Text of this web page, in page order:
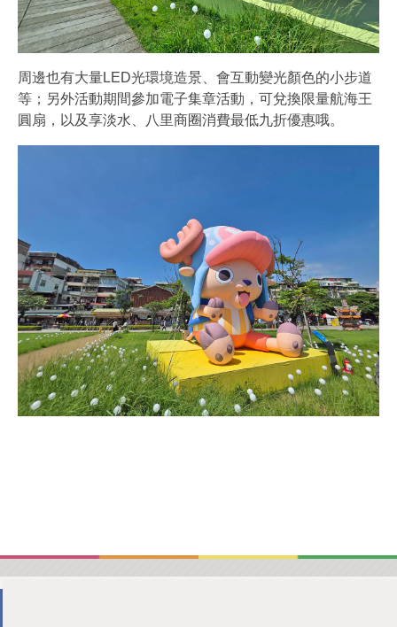
周邊也有大量LED光環境造景、會互動變光顏色的小步道
等；另外活動期間參加電子集章活動，可兌換限量航海王
圓扇，以及享淡水、八里商圈消費最低九折優惠哦。